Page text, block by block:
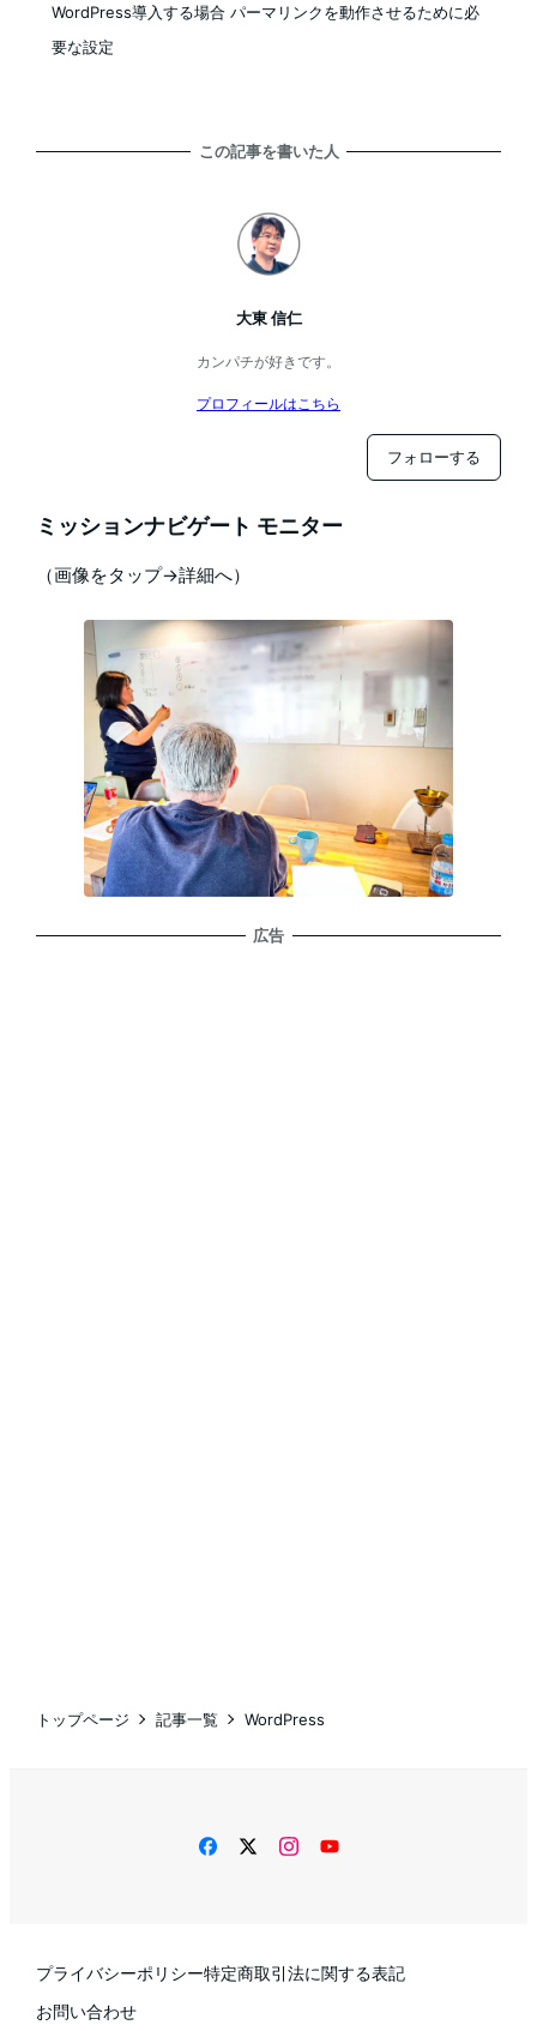
WordPress導入する場合 パーマリンクを動作させるために必
要な設定
この記事を書いた人
大東 信仁
カンパチが好きです。
プロフィールはこちら
フォローする
ミッションナビゲート モニター
（画像をタップ→詳細へ）
広告
トップページ 記事一覧 WordPress
facebooktwitterinstagram
YouTube
プライバシーポリシー特定商取引法に関する表記
お問い合わせ